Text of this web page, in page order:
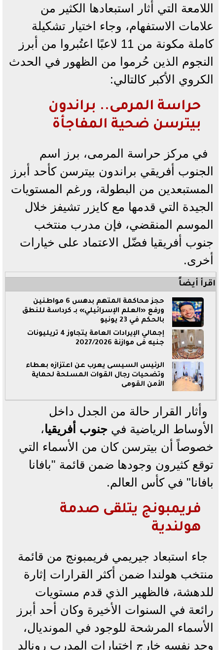
اللامعة التي أثار استبعادها الكثير من
علامات الاستفهام، وجاء اختيار تشكيلة
كاملة مكونة من 11 لاعبًا اعتُبروا من أبرز
النجوم الذين حُرموا من الظهور في الحدث
الكروي الأكبر كالتالي:
حراسة المرمى.. براندون
بيترسن ضحية المفاجأة
في مركز حراسة المرمى، برز اسم
الجنوب أفريقي براندون بيترسن كأحد أبرز
المستبعدين من البطولة، ورغم المستويات
الجيدة التي قدمها مع كايزر تشيفز خلال
الموسم المنقضي، فإن مدرب منتخب
جنوب أفريقيا فضّل الاعتماد على خيارات
أخرى.
اقرأ أيضاً
حجز محاكمة المتهم بدهس 6 مواطنين
ورفع «العلم الإسرائيلي» بـ كرداسة للنطق
بالحكم في 23 يونيو
إجمالي الإيرادات العامة يتجاوز 4 تريليونات
جنيه فى موازنة 2027/2026
الرئيس السيسى يعرب عن اعتزازه بعطاء
وتضحيات رجال القوات المسلحة لحماية
الأمن القومى
وأثار القرار حالة من الجدل داخل
الأوساط الرياضية في جنوب أفريقيا،
خصوصاً أن بيترسن كان من الأسماء التي
توقع كثيرون وجودها ضمن قائمة "بافانا
بافانا" في كأس العالم.
فريمبونج يتلقى صدمة
هولندية
جاء استبعاد جيريمي فريمبونج من قائمة
منتخب هولندا ضمن أكثر القرارات إثارة
للدهشة، فالظهير الذي قدم مستويات
رائعة في السنوات الأخيرة وكان أحد أبرز
الأسماء المرشحة للوجود في المونديال،
وجد نفسه خارج اختيارات المدرب رونالد